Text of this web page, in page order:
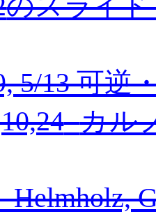
5/13可逆
カル
Helmholz,